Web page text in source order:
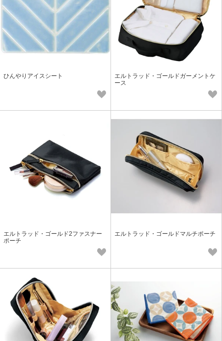
ひんやりアイスシート
エルトラッド・ゴールドガーメントケ
ース
エルトラッド・ゴールド2ファスナー
ポーチ
エルトラッド・ゴールドマルチポーチ